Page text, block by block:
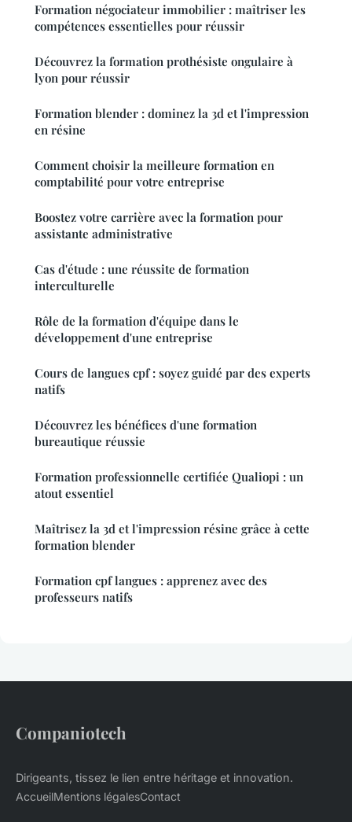
Formation négociateur immobilier : maîtriser les
compétences essentielles pour réussir
Découvrez la formation prothésiste ongulaire à
lyon pour réussir
Formation blender : dominez la 3d et l'impression
en résine
Comment choisir la meilleure formation en
comptabilité pour votre entreprise
Boostez votre carrière avec la formation pour
assistante administrative
Cas d'étude : une réussite de formation
interculturelle
Rôle de la formation d'équipe dans le
développement d'une entreprise
Cours de langues cpf : soyez guidé par des experts
natifs
Découvrez les bénéfices d'une formation
bureautique réussie
Formation professionnelle certifiée Qualiopi : un
atout essentiel
Maîtrisez la 3d et l'impression résine grâce à cette
formation blender
Formation cpf langues : apprenez avec des
professeurs natifs
Companiotech
Dirigeants, tissez le lien entre héritage et innovation.
AccueilMentions légalesContact